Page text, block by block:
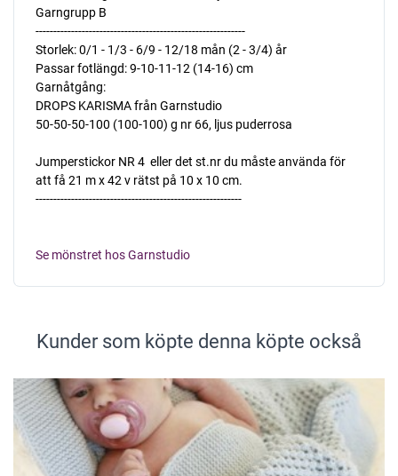
Garngrupp B
-----------------------------------------------------------
Storlek: 0/1 - 1/3 - 6/9 - 12/18 mån (2 - 3/4) år
Passar fotlängd: 9-10-11-12 (14-16) cm
Garnåtgång:
DROPS KARISMA från Garnstudio
50-50-50-100 (100-100) g nr 66, ljus puderrosa
Jumperstickor NR 4  eller det st.nr du måste använda för
att få 21 m x 42 v rätst på 10 x 10 cm.
----------------------------------------------------------
Se mönstret hos Garnstudio
Kunder som köpte denna köpte också